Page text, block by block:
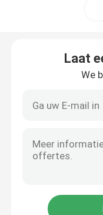
Ceramisch
Geavanceerde
De Bal van het
Laat
We